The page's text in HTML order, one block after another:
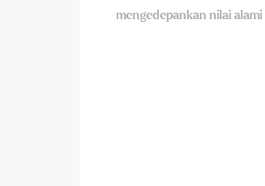
mengedepankan nilai